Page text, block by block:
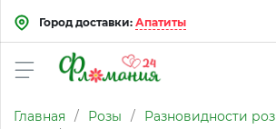
Город доставки: Апатиты
Главная / Розы / Разновидности роз